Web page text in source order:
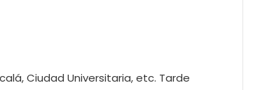
Ciudad Universitaria, etc. Tarde